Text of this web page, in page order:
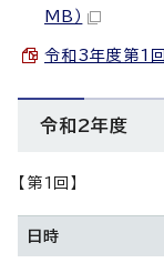
MB）
令和3年度第1
令和2年度
【第1回】
日時